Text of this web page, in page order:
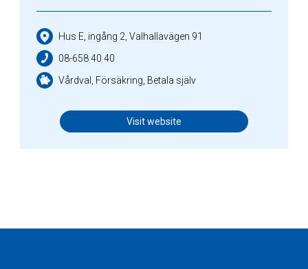
Hus E, ingång 2, Valhallavägen 91
08-658 40 40
Vårdval, Försäkring, Betala själv
Visit website